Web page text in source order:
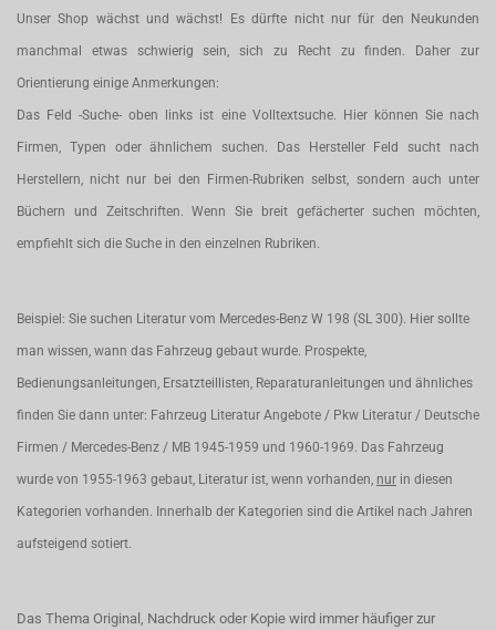
Unser Shop wächst und wächst! Es dürfte nicht nur für den Neukunden
manchmal etwas schwierig sein, sich zu Recht zu finden. Daher zur
Orientierung einige Anmerkungen:
Das Feld -Suche- oben links ist eine Volltextsuche. Hier können Sie nach
Firmen, Typen oder ähnlichem suchen. Das Hersteller Feld sucht nach
Herstellern, nicht nur bei den Firmen-Rubriken selbst, sondern auch unter
Büchern und Zeitschriften. Wenn Sie breit gefächerter suchen möchten,
empfiehlt sich die Suche in den einzelnen Rubriken.
Beispiel: Sie suchen Literatur vom Mercedes-Benz W 198 (SL 300). Hier sollte
man wissen, wann das Fahrzeug gebaut wurde. Prospekte,
Bedienungsanleitungen, Ersatzteillisten, Reparaturanleitungen und ähnliches
finden Sie dann unter: Fahrzeug Literatur Angebote / Pkw Literatur / Deutsche
Firmen / Mercedes-Benz / MB 1945-1959 und 1960-1969. Das Fahrzeug
wurde von 1955-1963 gebaut, Literatur ist, wenn vorhanden, nur in diesen
Kategorien vorhanden. Innerhalb der Kategorien sind die Artikel nach Jahren
aufsteigend sotiert.
Das Thema Original, Nachdruck oder Kopie wird immer häufiger zur